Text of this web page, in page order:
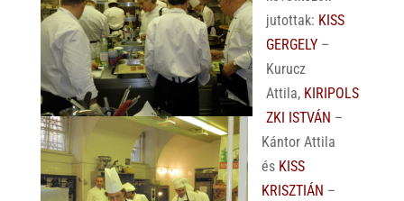
jutottak: KISS
GERGELY –
Kurucz
Attila, KIRIPOLS
ZKI ISTVÁN –
Kántor Attila
és KISS
KRISZTIÁN –